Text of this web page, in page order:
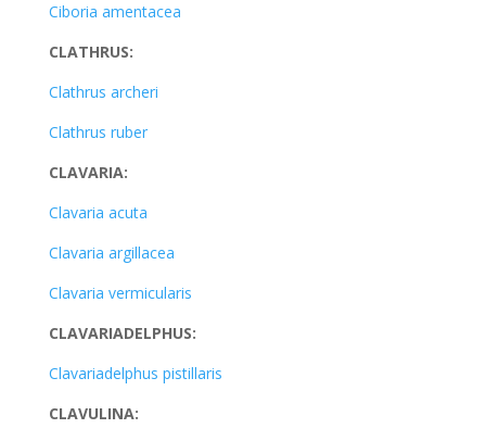
Ciboria amentacea
CLATHRUS:
Clathrus archeri
Clathrus ruber
CLAVARIA:
Clavaria acuta
Clavaria argillacea
Clavaria vermicularis
CLAVARIADELPHUS:
Clavariadelphus pistillaris
CLAVULINA: